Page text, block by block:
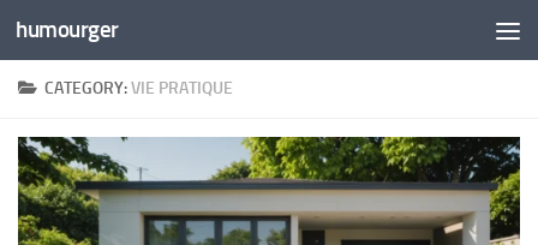
Skip to content
humourger
CATEGORY:VIE PRATIQUE